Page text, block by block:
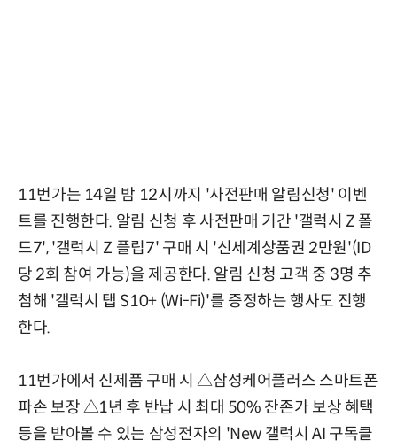
11번가는 14일 밤 12시까지 '사전판매 알림신청' 이벤
트를 진행한다. 알림 신청 후 사전판매 기간 '갤럭시 Z 폴
드7', '갤럭시 Z 플립7' 구매 시 '신세계상품권 2만원'(ID
당 2회 참여 가능)을 제공한다. 알림 신청 고객 중 3명 추
첨해 '갤럭시 탭 S10+ (Wi-Fi)'를 증정하는 행사도 진행
한다.
11번가에서 신제품 구매 시 △삼성케어플러스 스마트폰
파손 보장 △1년 후 반납 시 최대 50% 잔존가 보상 혜택
등을 받아볼 수 있는 삼성전자의 'New 갤럭시 AI 구독클